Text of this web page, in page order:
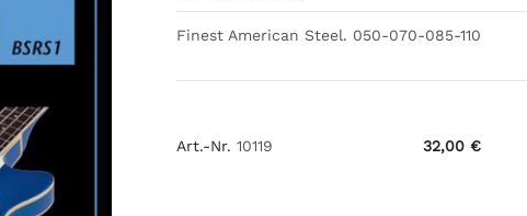
Art.-Nr. 10119 32,00 €
Finest American Steel. 050-070-085-110